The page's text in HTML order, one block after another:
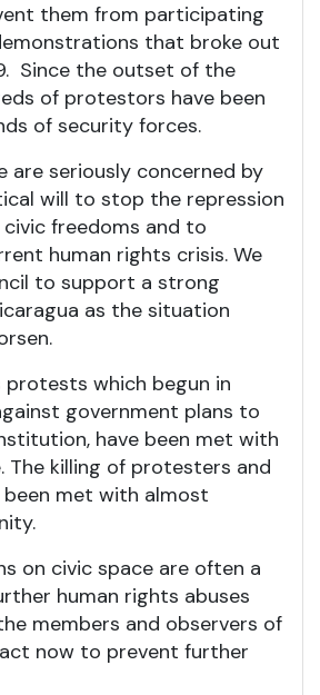
them from participating
that broke out
Since the outset of the
of protestors have been
of security forces.
are seriously concerned by
will to stop the repression
freedoms and to
human rights crisis. We
to support a strong
as the situation
protests which begun in
government plans to
have been met with
The killing of protesters and
been met with almost
on civic space are often a
human rights abuses
members and observers of
now to prevent further